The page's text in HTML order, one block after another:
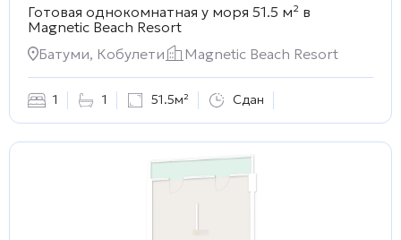
Готовая однокомнатная у моря 51.5 м² в
Magnetic Beach Resort
Батуми, Кобулети
Magnetic Beach Resort
1 1 51.5м² Сдан